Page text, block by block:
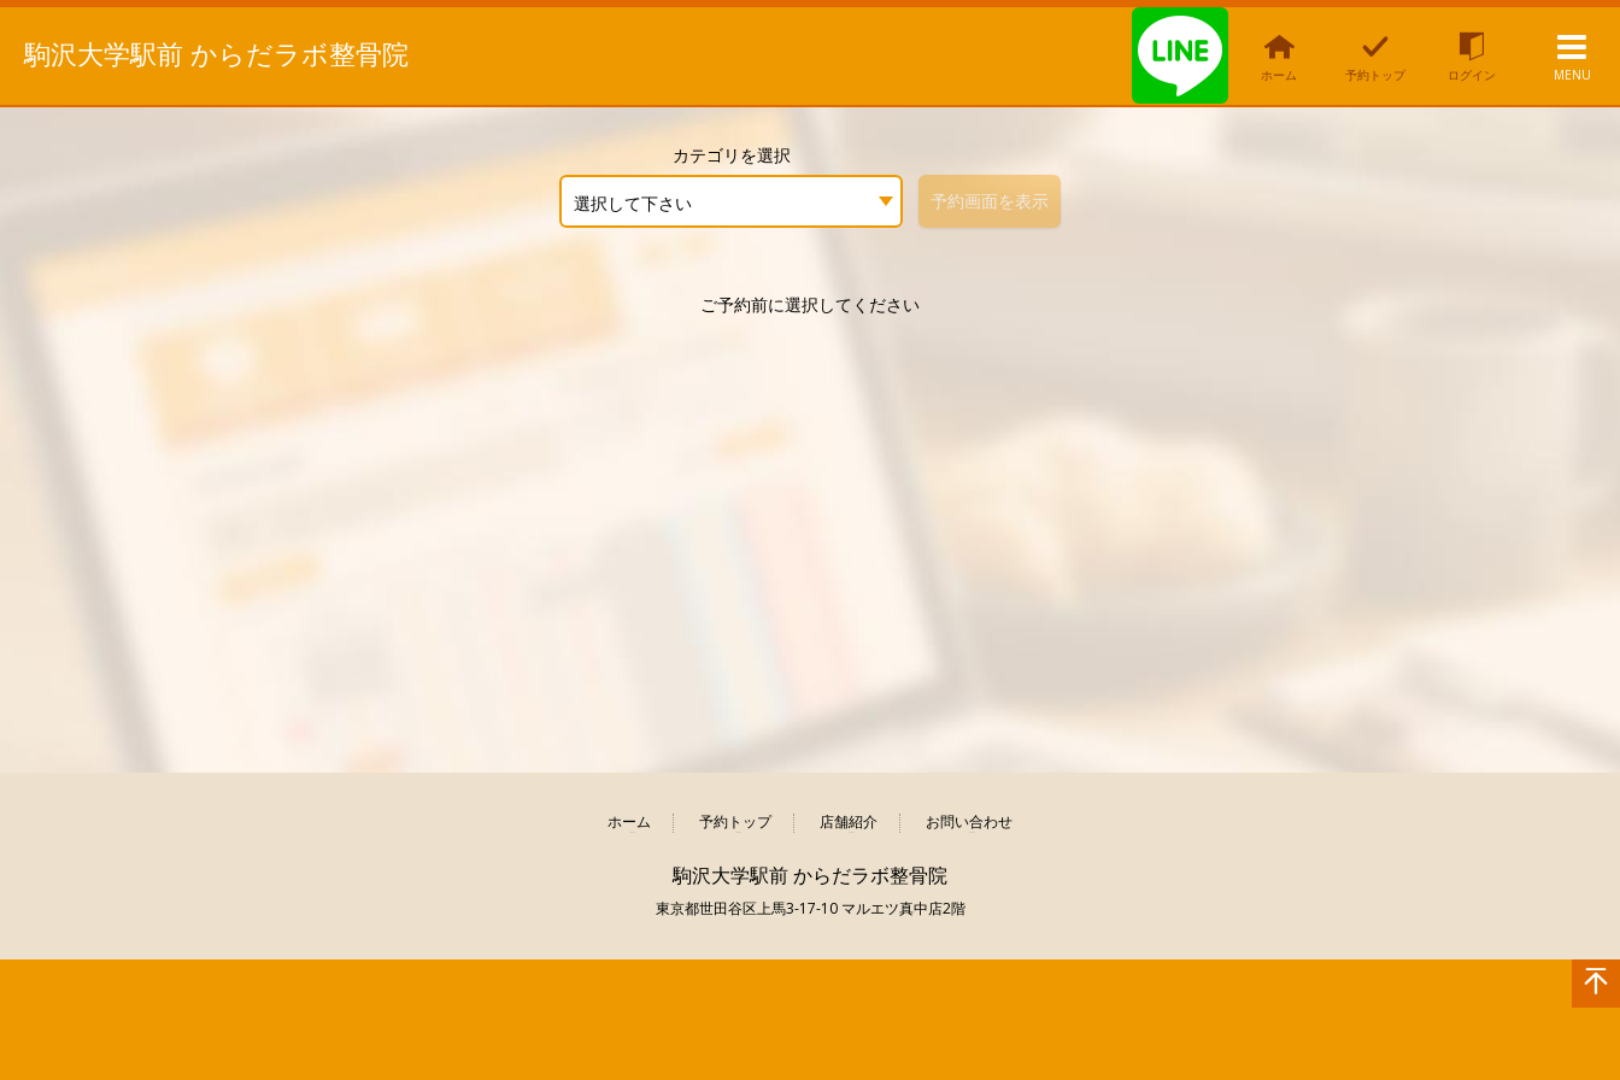
駒沢大学駅前 からだラボ整骨院
ホーム 予約トップ ログイン MENU
カテゴリを選択
選択して下さい 予約画面を表示
ご予約前に選択してください
ホーム 予約トップ 店舗紹介 お問い合わせ
駒沢大学駅前 からだラボ整骨院
東京都世田谷区上馬3-17-10 マルエツ真中店2階